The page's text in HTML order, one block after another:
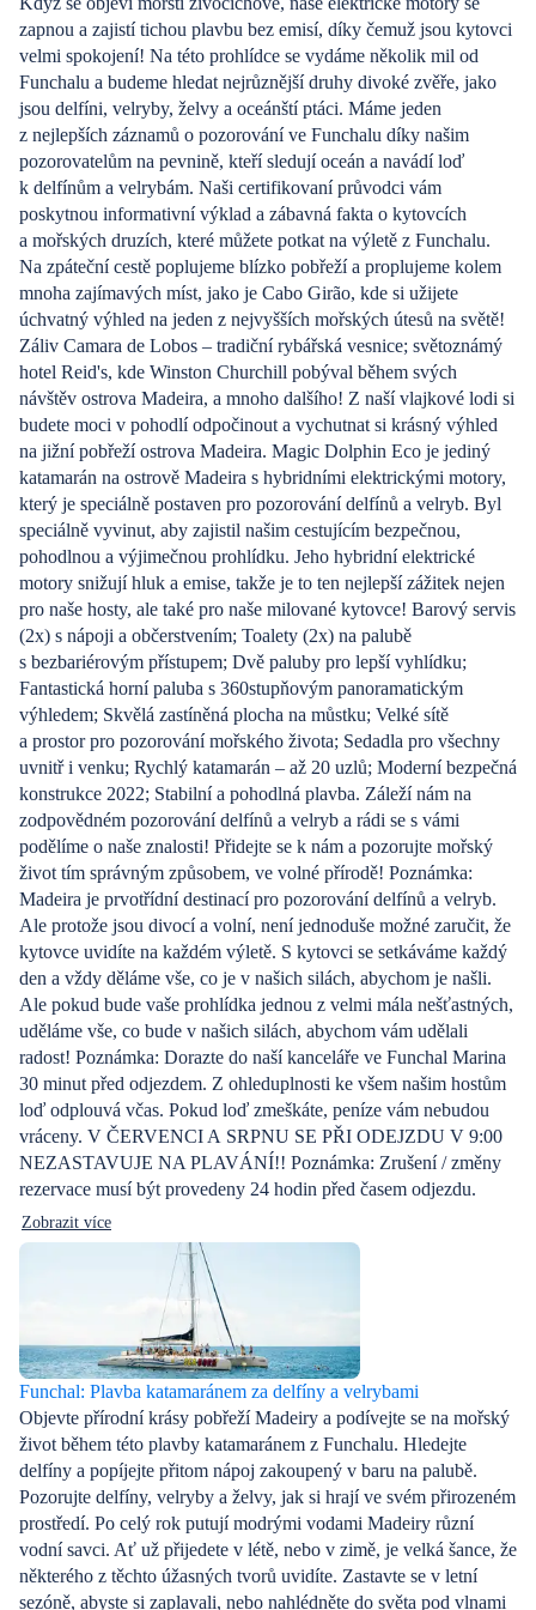
tuk tuku.
zapnou a zajistí tichou plavbu bez emisí, díky čemuž jsou kytovci
velmi spokojení! Na této prohlídce se vydáme několik mil od
Funchalu a budeme hledat nejrůznější druhy divoké zvěře, jako
jsou delfíni, velryby, želvy a oceánští ptáci. Máme jeden
z nejlepších záznamů o pozorování ve Funchalu díky našim
pozorovatelům na pevnině, kteří sledují oceán a navádí loď
k delfínům a velrybám. Naši certifikovaní průvodci vám
poskytnou informativní výklad a zábavná fakta o kytovcích
a mořských druzích, které můžete potkat na výletě z Funchalu.
Na zpáteční cestě poplujeme blízko pobřeží a proplujeme kolem
mnoha zajímavých míst, jako je Cabo Girão, kde si užijete
úchvatný výhled na jeden z nejvyšších mořských útesů na světě!
Záliv Camara de Lobos – tradiční rybářská vesnice; světoznámý
hotel Reid's, kde Winston Churchill pobýval během svých
návštěv ostrova Madeira, a mnoho dalšího! Z naší vlajkové lodi si
budete moci v pohodlí odpočinout a vychutnat si krásný výhled
na jižní pobřeží ostrova Madeira. Magic Dolphin Eco je jediný
katamarán na ostrově Madeira s hybridními elektrickými motory,
který je speciálně postaven pro pozorování delfínů a velryb. Byl
speciálně vyvinut, aby zajistil našim cestujícím bezpečnou,
pohodlnou a výjimečnou prohlídku. Jeho hybridní elektrické
motory snižují hluk a emise, takže je to ten nejlepší zážitek nejen
pro naše hosty, ale také pro naše milované kytovce! Barový servis
(2x) s nápoji a občerstvením; Toalety (2x) na palubě
s bezbariérovým přístupem; Dvě paluby pro lepší vyhlídku;
Fantastická horní paluba s 360stupňovým panoramatickým
výhledem; Skvělá zastíněná plocha na můstku; Velké sítě
a prostor pro pozorování mořského života; Sedadla pro všechny
uvnitř i venku; Rychlý katamarán – až 20 uzlů; Moderní bezpečná
konstrukce 2022; Stabilní a pohodlná plavba. Záleží nám na
zodpovědném pozorování delfínů a velryb a rádi se s vámi
podělíme o naše znalosti! Přidejte se k nám a pozorujte mořský
život tím správným způsobem, ve volné přírodě! Poznámka:
Madeira je prvotřídní destinací pro pozorování delfínů a velryb.
Ale protože jsou divocí a volní, není jednoduše možné zaručit, že
kytovce uvidíte na každém výletě. S kytovci se setkáváme každý
den a vždy děláme vše, co je v našich silách, abychom je našli.
Ale pokud bude vaše prohlídka jednou z velmi mála nešťastných,
uděláme vše, co bude v našich silách, abychom vám udělali
radost! Poznámka: Dorazte do naší kanceláře ve Funchal Marina
30 minut před odjezdem. Z ohleduplnosti ke všem našim hostům
loď odplouvá včas. Pokud loď zmeškáte, peníze vám nebudou
vráceny. V ČERVENCI A SRPNU SE PŘI ODEJZDU V 9:00
NEZASTAVUJE NA PLAVÁNÍ!! Poznámka: Zrušení / změny
rezervace musí být provedeny 24 hodin před časem odjezdu.
Zobrazit více
Funchal: Plavba katamaránem za delfíny a velrybami
Objevte přírodní krásy pobřeží Madeiry a podívejte se na mořský
život během této plavby katamaránem z Funchalu. Hledejte
delfíny a popíjejte přitom nápoj zakoupený v baru na palubě.
Pozorujte delfíny, velryby a želvy, jak si hrají ve svém přirozeném
prostředí. Po celý rok putují modrými vodami Madeiry různí
vodní savci. Ať už přijedete v létě, nebo v zimě, je velká šance, že
některého z těchto úžasných tvorů uvidíte. Zastavte se v letní
sezóně, abyste si zaplavali, nebo nahlédněte do světa pod vlnami